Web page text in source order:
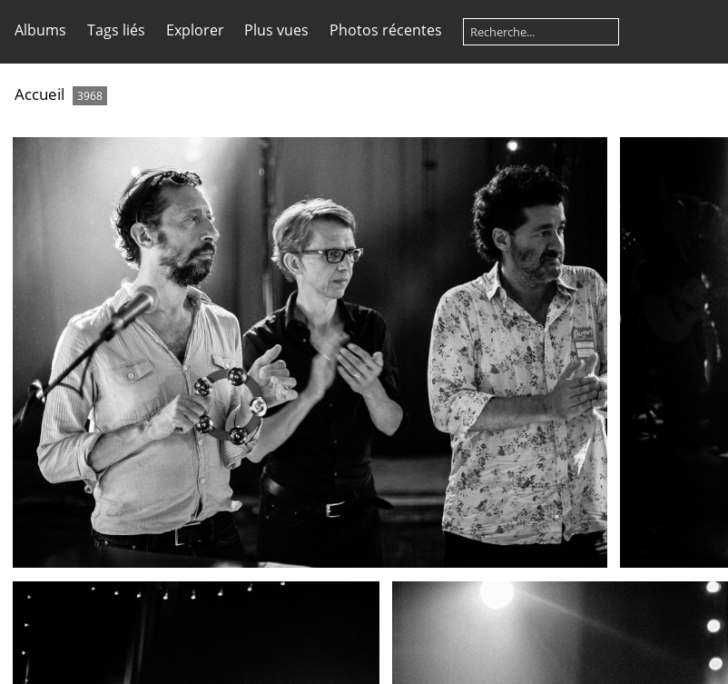
Albums Tags liés Explorer Plus vues Photos récentes
Accueil 3968